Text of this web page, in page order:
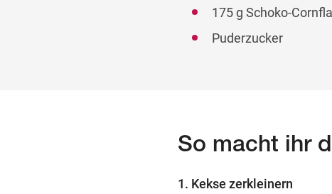
175 g Schoko-
Puderzucker
So macht ihr
1. Kekse zerkleinern